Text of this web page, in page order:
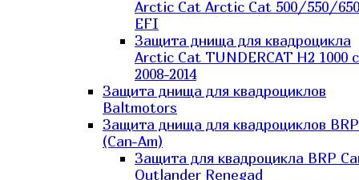
Arctic Cat Arctic Cat 500/550/
EFI
Защита днища для квадроцикла
Arctic Cat TUNDERCAT H2 1000 c
2008-2014
Защита днища для квадроциклов
Baltmotors
Защита днища для квадроциклов BRP
(Can-Am)
Защита для квадроцикла BRP
Outlander Renegad